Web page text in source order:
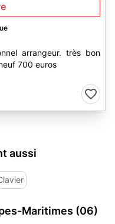
arrangeur. très bon
700 euros
aussi
Maritimes (06)